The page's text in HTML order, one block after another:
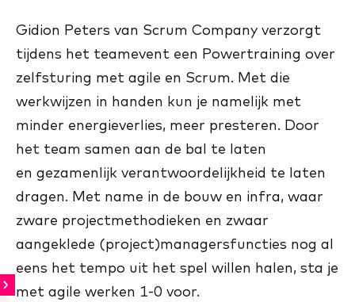
Gidion Peters van Scrum Company verzorgt
tijdens het teamevent een Powertraining over
zelfsturing met agile en Scrum. Met die
werkwijzen in handen kun je namelijk met
minder energieverlies, meer presteren. Door
het team samen aan de bal te laten
en gezamenlijk verantwoordelijkheid te laten
dragen. Met name in de bouw en infra, waar
zware projectmethodieken en zwaar
aangeklede (project)managersfuncties nog al
eens het tempo uit het spel willen halen, sta je
met agile werken 1-0 voor.